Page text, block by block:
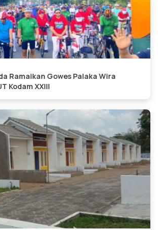
Ramaikan Gowes Palaka Wira
Kodam XXIII